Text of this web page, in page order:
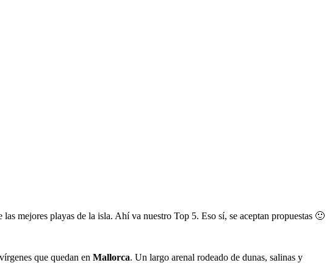
mejores playas de la isla. Ahí va nuestro Top 5. Eso sí, se aceptan propuestas 🙂
que quedan en Mallorca. Un largo arenal rodeado de dunas, salinas y